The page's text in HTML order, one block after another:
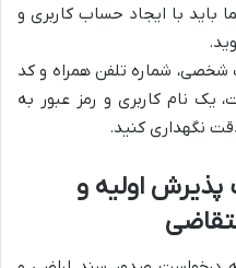
با ایجاد حساب کاربری و
شخصی، شماره تلفن همراه و کد
یک نام کاربری و رمز عبور به
نگهداری کنید.
اولیه و